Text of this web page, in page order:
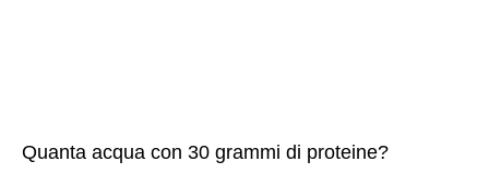
Quanta acqua con 30 grammi di proteine?